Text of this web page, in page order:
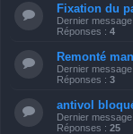
Fixation du
Dernier
Réponses : 4
Remonté
Dernier
Réponses : 3
antivol
Dernier
Réponses : 25